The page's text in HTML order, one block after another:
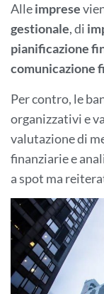
Alleimprese
gestionale, di
pianificazione
comunicazione
Per contro, le
organizzativi e
valutazione di
finanziarie e
a spot ma